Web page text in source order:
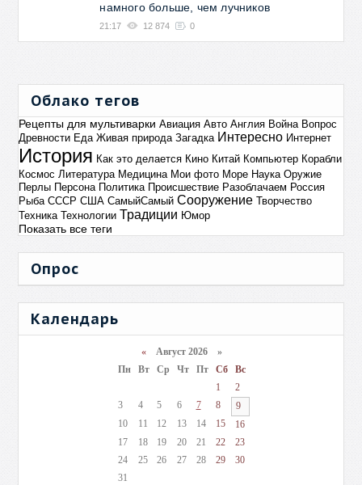
намного больше, чем лучников
21:17 12 874 0
Облако тегов
Рецепты для мультиварки Авиация Авто Англия Война Вопрос
Древности Еда Живая природа Загадка Интересно Интернет
История Как это делается Кино Китай Компьютер Корабли
Космос Литература Медицина Мои фото Море Наука Оружие
Перлы Персона Политика Происшествие Разоблачаем Россия
Рыба СССР США СамыйСамый Сооружение Творчество
Техника Технологии Традиции Юмор
Показать все теги
Опрос
Календарь
«Август 2026 »
Пн
Вт Ср Чт Пт Сб
Вс
1
2
3
4 5 6 7 8
9
10
11 12 13 14 15
16
17
18 19 20 21 22
23
24
25 26 27 28 29
30
31